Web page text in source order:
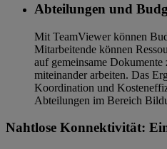
Abteilungen und
Mit TeamViewer können
Mitarbeitende können
auf gemeinsame
miteinander arbeiten. Das
Koordination und
Abteilungen im Bereich
Nahtlose Konnektivität: